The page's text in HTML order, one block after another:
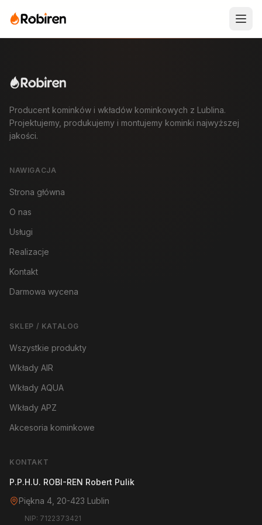
Producent kominków i wkładów kominkowych z Lublina.
Projektujemy, produkujemy i montujemy kominki najwyższej
jakości.
NAWIGACJA
Strona główna
O nas
Usługi
Realizacje
Kontakt
Darmowa wycena
SKLEP / KATALOG
Wszystkie produkty
Wkłady AIR
Wkłady AQUA
Wkłady APZ
Akcesoria kominkowe
KONTAKT
P.P.H.U. ROBI-REN Robert Pulik
Piękna 4, 20-423 Lublin
NIP: 7122373421